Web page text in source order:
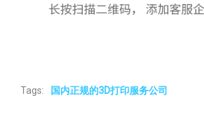
Tags: 国内正规的3D打印服务公司